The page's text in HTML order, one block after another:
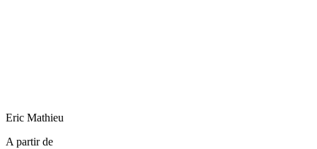
Eric Mathieu
A partir de